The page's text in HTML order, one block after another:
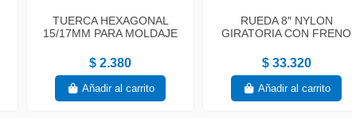
TUERCA HEXAGONAL
15/17MM PARA MOLDAJE
$ 2.380
Añadir al carrito
RUEDA 8″ NYLON
GIRATORIA CON FRENO
$ 33.320
Añadir al carrito